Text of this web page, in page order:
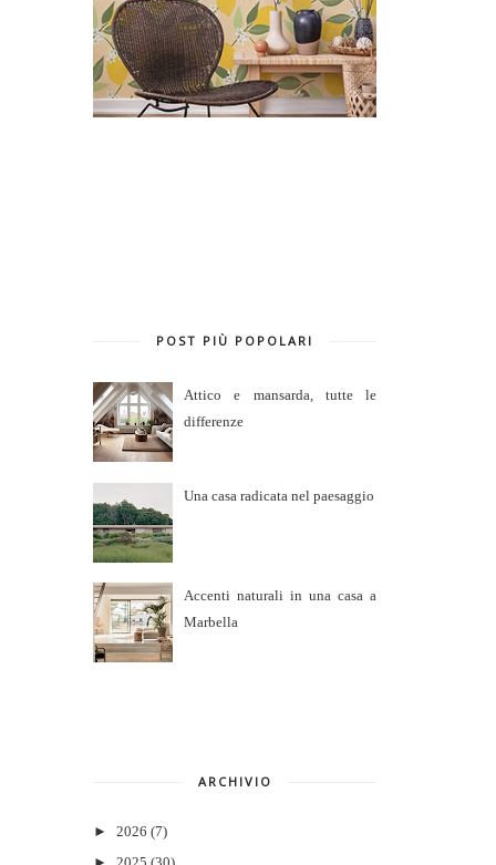
POST PIÙ POPOLARI
Attico e mansarda, tutte le
differenze
Una casa radicata nel paesaggio
Accenti naturali in una casa a
Marbella
ARCHIVIO
► 2026 (7)